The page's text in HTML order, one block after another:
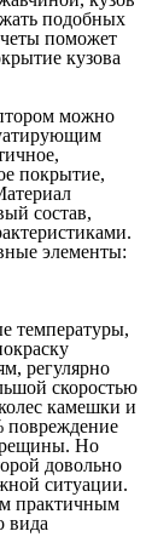
подобных
поможет
кузова
можно
покрытие,
состав,
элементы:
температуры,
регулярно
скоростью
камешки и
повреждение
Но
довольно
ситуации.
практичным
вида